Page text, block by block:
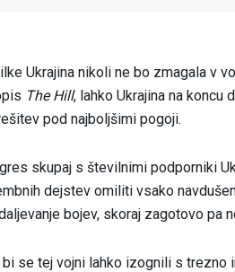
Ukrajina nikoli ne bo zmagala v
The Hill, lahko Ukrajina na
pod najboljšimi pogoji.
skupaj s številnimi podporniki
dejstev omiliti vsako
bojev, skoraj zagotovo pa
bi se tej vojni lahko izognili s